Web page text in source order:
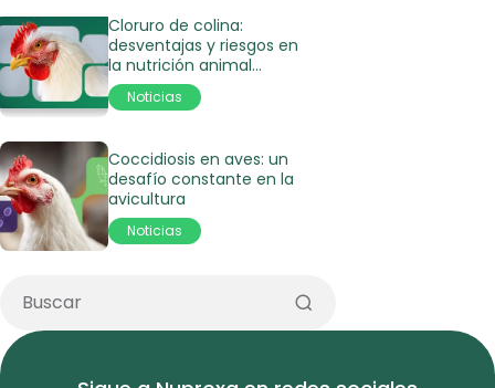
Cloruro de colina:
desventajas y riesgos en
la nutrición animal
moderna
Noticias
Coccidiosis en aves: un
desafío constante en la
avicultura
Noticias